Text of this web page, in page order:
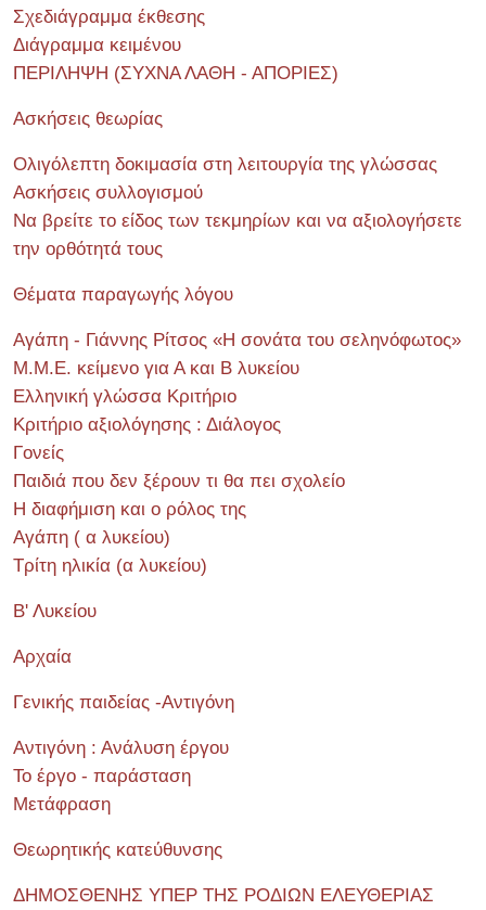
Σχεδιάγραμμα έκθεσης
Διάγραμμα κειμένου
ΠΕΡΙΛΗΨΗ (ΣΥΧΝΑ ΛΑΘΗ - ΑΠΟΡΙΕΣ)
Ασκήσεις θεωρίας
Ολιγόλεπτη δοκιμασία στη λειτουργία της γλώσσας
Ασκήσεις συλλογισμού
Να βρείτε το είδος των τεκμηρίων και να αξιολογήσετε
την ορθότητά τους
Θέματα παραγωγής λόγου
Αγάπη - Γιάννης Ρίτσος «Η σονάτα του σεληνόφωτος»
Μ.Μ.Ε. κείμενο για Α και Β λυκείου
Ελληνική γλώσσα Κριτήριο
Κριτήριο αξιολόγησης : Διάλογος
Γονείς
Παιδιά που δεν ξέρουν τι θα πει σχολείο
Η διαφήμιση και ο ρόλος της
Αγάπη ( α λυκείου)
Τρίτη ηλικία (α λυκείου)
Β' Λυκείου
Αρχαία
Γενικής παιδείας -Αντιγόνη
Αντιγόνη : Ανάλυση έργου
Το έργο - παράσταση
Μετάφραση
Θεωρητικής κατεύθυνσης
ΔΗΜΟΣΘΕΝΗΣ ΥΠΕΡ ΤΗΣ ΡΟΔΙΩΝ ΕΛΕΥΘΕΡΙΑΣ